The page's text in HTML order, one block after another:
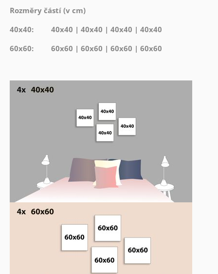
Rozměry částí (v cm)
40x40: 40x40 | 40x40 | 40x40 | 40x40
60x60: 60x60 | 60x60 | 60x60 | 60x60